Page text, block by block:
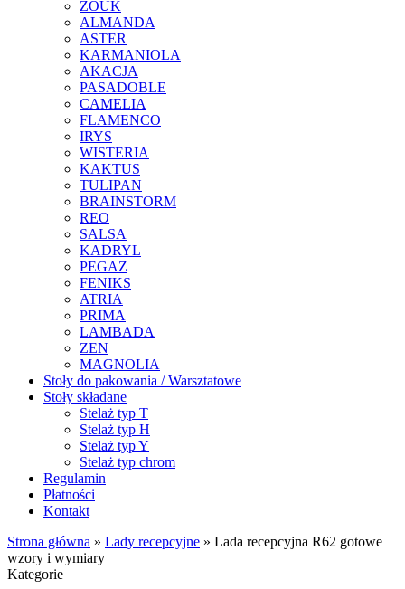
ZOUK
ALMANDA
ASTER
KARMANIOLA
AKACJA
PASADOBLE
CAMELIA
FLAMENCO
IRYS
WISTERIA
KAKTUS
TULIPAN
BRAINSTORM
REO
SALSA
KADRYL
PEGAZ
FENIKS
ATRIA
PRIMA
LAMBADA
ZEN
MAGNOLIA
Stoły do pakowania / Warsztatowe
Stoły składane
Stelaż typ T
Stelaż typ H
Stelaż typ Y
Stelaż typ chrom
Regulamin
Płatności
Kontakt
Strona główna » Lady recepcyjne » Lada recepcyjna R62 gotowe
wzory i wymiary
Kategorie